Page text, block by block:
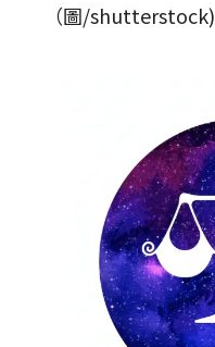
（圖/shutterstock)